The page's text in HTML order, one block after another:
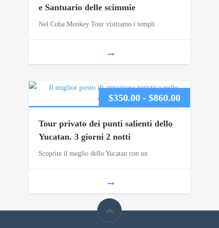
a
e Santuario delle scimmie
Nel Coba Monkey Tour visitiamo i templi
$350.00 - $860.00Fascia
a
$860.00
Tour privato dei punti salienti dello
Yucatan. 3 giorni 2 notti
Scoprite il meglio dello Yucatan con un